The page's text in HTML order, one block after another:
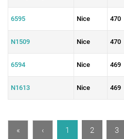
6595 Nice 470
N1509 Nice 470
6594 Nice 469
N1613 Nice 469
« ‹ 1 2 3